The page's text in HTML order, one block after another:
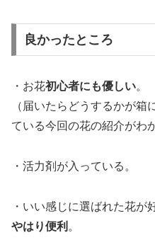
良かったところ
・お花初心者にも優しい。
（届いたらどうするかが箱
ている今回の花の紹介がわ
・活力剤が入っている。
・いい感じに選ばれた花が
やはり便利 。